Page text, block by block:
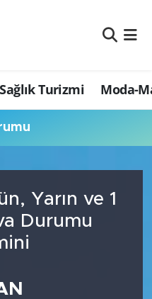
Sağlık Turizmi Moda-
Yarın ve 1
Durumu
Durumu ve Fikstür